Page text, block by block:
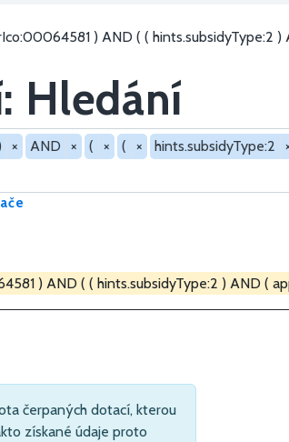
) AND ( ( hints.subsidyType:2 )
Hledání
× AND × ( × ( × hints.subsidyType:2
) AND ( ( hints.subsidyType:2 ) AND (
čerpaných dotací, kterou
získané údaje proto